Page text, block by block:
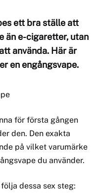
ett bra ställe att
än e-cigaretter, utan
använda. Här är
en engångsvape.
för första gången
den. Den exakta
på vilket varumärke
du använder.
dessa sex steg: